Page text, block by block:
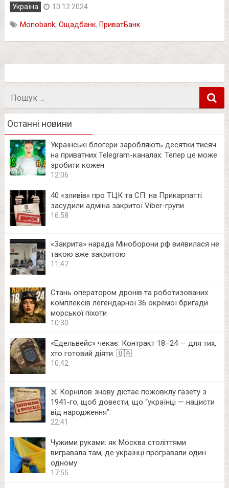
Україна 10.12.2024
Monobank, Ощадбанк, ПриватБанк
Останні новини
Українські блогери заробляють десятки тисяч
на приватних Telegram-каналах. Тепер це може
зробити кожен
12:06
40 «зливів» про ТЦК та СП: на Прикарпатті
засудили адміна закритої Viber-групи
16:58
«Закрита» нарада Міноборони рф виявилася не
такою вже закритою
11:47
Стань оператором дронів та роботизованих
комплексів легендарної 36 окремої бригади
морської піхоти
10:30
«Едельвейс» чекає. Контракт 18–24 — для тих,
хто готовий діяти. 🇺🇦
10:42
☠️ Корнілов знову дістає пожовклу газету з
1941‑го, щоб довести, що “українці — нацисти
від народження”.
22:41
Чужими руками: як Москва століттями
вигравала там, де українці програвали один
одному
17:55